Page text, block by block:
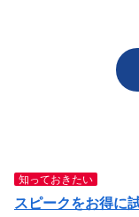
知っておきたい
スピークをお得に